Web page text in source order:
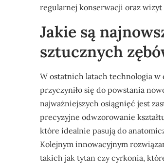
regularnej konserwacji oraz
Jakie są
sztucznych
W ostatnich latach technologia
przyczyniło się do powstania
najważniejszych osiągnięć jest
precyzyjne odwzorowanie
które idealnie pasują do
Kolejnym innowacyjnym
takich jak tytan czy cyrkonia,